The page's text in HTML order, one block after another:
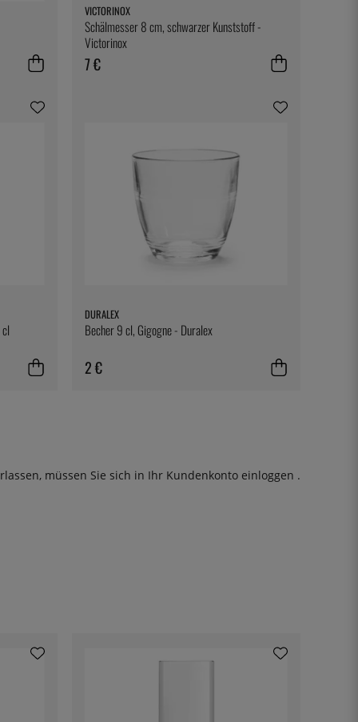
VICTORINOX
Schälmesser 8 cm, schwarzer Kunststoff -
Victorinox
7 €
DURALEX
Becher 9 cl, Gigogne - Duralex
2 €
müssen Sie sich in Ihr Kundenkonto einloggen .